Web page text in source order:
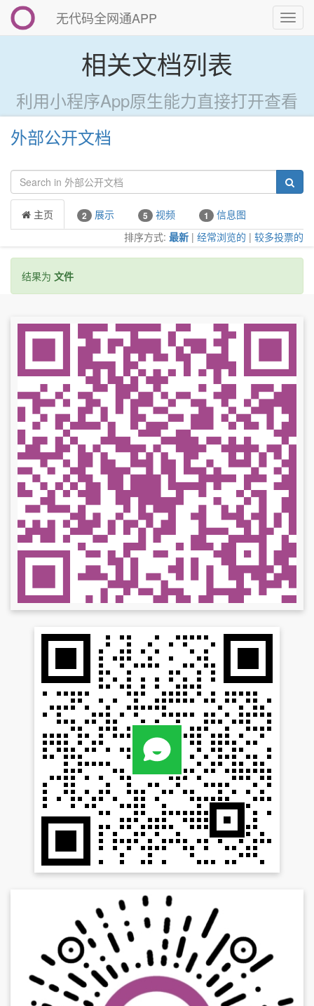
切
换
无代码全网通APP
相关文档列表
利用小程序App原生能力直接打开查看
外部公开文档
主页 2 展示 5 视频 1
信息图
排序方式: 最新 | 经常浏览的 | 较多投票的
结果为 文件